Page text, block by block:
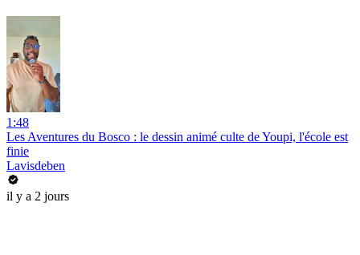
1:48
Les Aventures du Bosco : le dessin animé culte de Youpi, l'école est
finie
Lavisdeben
il y a 2 jours